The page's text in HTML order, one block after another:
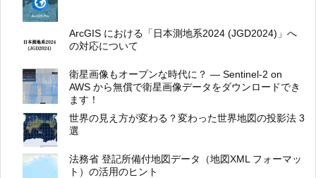
ArcGIS における「日本測地系2024 (JGD2024)」へ
の対応について
衛星画像もオープンな時代に？ ― Sentinel-2 on
AWS から無償で衛星画像データをダウンロードでき
ます！
世界の見え方が変わる？変わった世界地図の投影法 3
選
法務省 登記所備付地図データ（地図XML フォーマッ
ト）の活用のヒント